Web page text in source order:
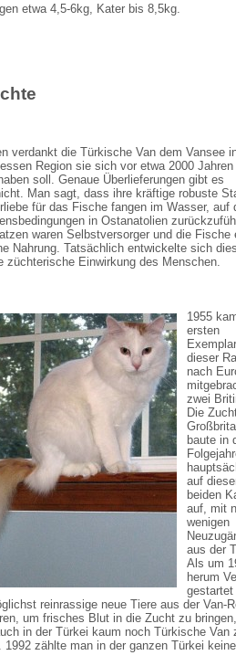
etwa 4,5-6kg, Kater bis 8,5kg.
verdankt die Türkische Van dem Vansee
Region sie sich vor etwa 2000 Jahren
soll. Genaue Überlieferungen gibt es
Man sagt, dass ihre kräftige robuste
für das Fische fangen im Wasser, auf
in Ostanatolien
waren Selbstversorger und die Fische
Nahrung. Tatsächlich entwickelte sich
züchterische Einwirkung des Menschen.
1955
ersten
dieser
nach
zwei
Die
baute in
auf
beiden
auf, mit
wenigen
aus der
Als um
herum
gestartet
reinrassige neue Tiere aus der Van-
um frisches Blut in die Zucht zu
in der Türkei kaum noch Türkische Van
1992 zählte man in der ganzen Türkei